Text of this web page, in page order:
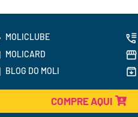
MOLICLUBE
MOLICARD
BLOG DO MOLI
COMPRE AQUI